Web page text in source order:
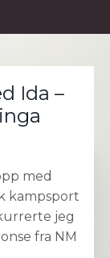
Ida –
med
kampsport
jeg
fra NM